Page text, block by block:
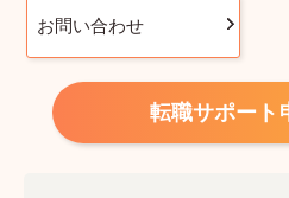
お問い合わせ
転職サポート